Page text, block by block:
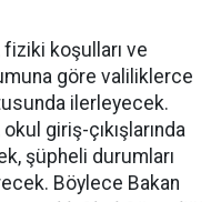
fiziki koşulları ve
göre valiliklerce
ilerleyecek.
giriş-çıkışlarında
şüpheli durumları
Böylece Bakan